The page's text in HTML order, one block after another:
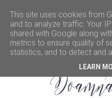
This site uses cookies from
and to analyze traffic. Your
shared with Google along
metrics to ensure quality of
statistics, and to detect and
LEARN